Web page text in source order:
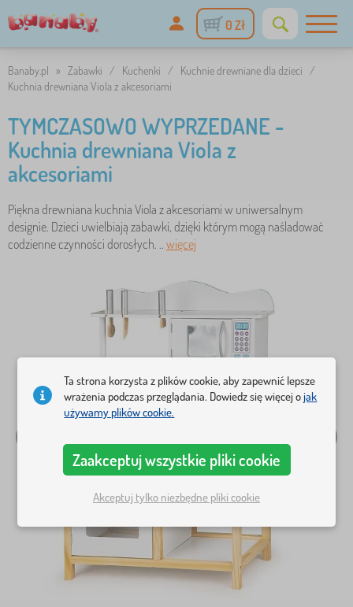
0 Zł
Banaby.pl » Zabawki / Kuchenki / Kuchnie drewniane dla dzieci
/
Kuchnia drewniana Viola z akcesoriami
TYMCZASOWO WYPRZEDANE -
Kuchnia drewniana Viola z
akcesoriami
Piękna drewniana kuchnia Viola z akcesoriami w uniwersalnym
designie. Dzieci uwielbiają zabawki, dzięki którym mogą naśladować
codzienne czynności dorosłych. .. więcej
Ta strona korzysta z plików cookie, aby zapewnić lepsze
wrażenia podczas przeglądania. Dowiedz się więcej ojak
używamy plików cookie.
Zaakceptuj wszystkie pliki cookie
Akceptuj tylko niezbędne pliki cookie